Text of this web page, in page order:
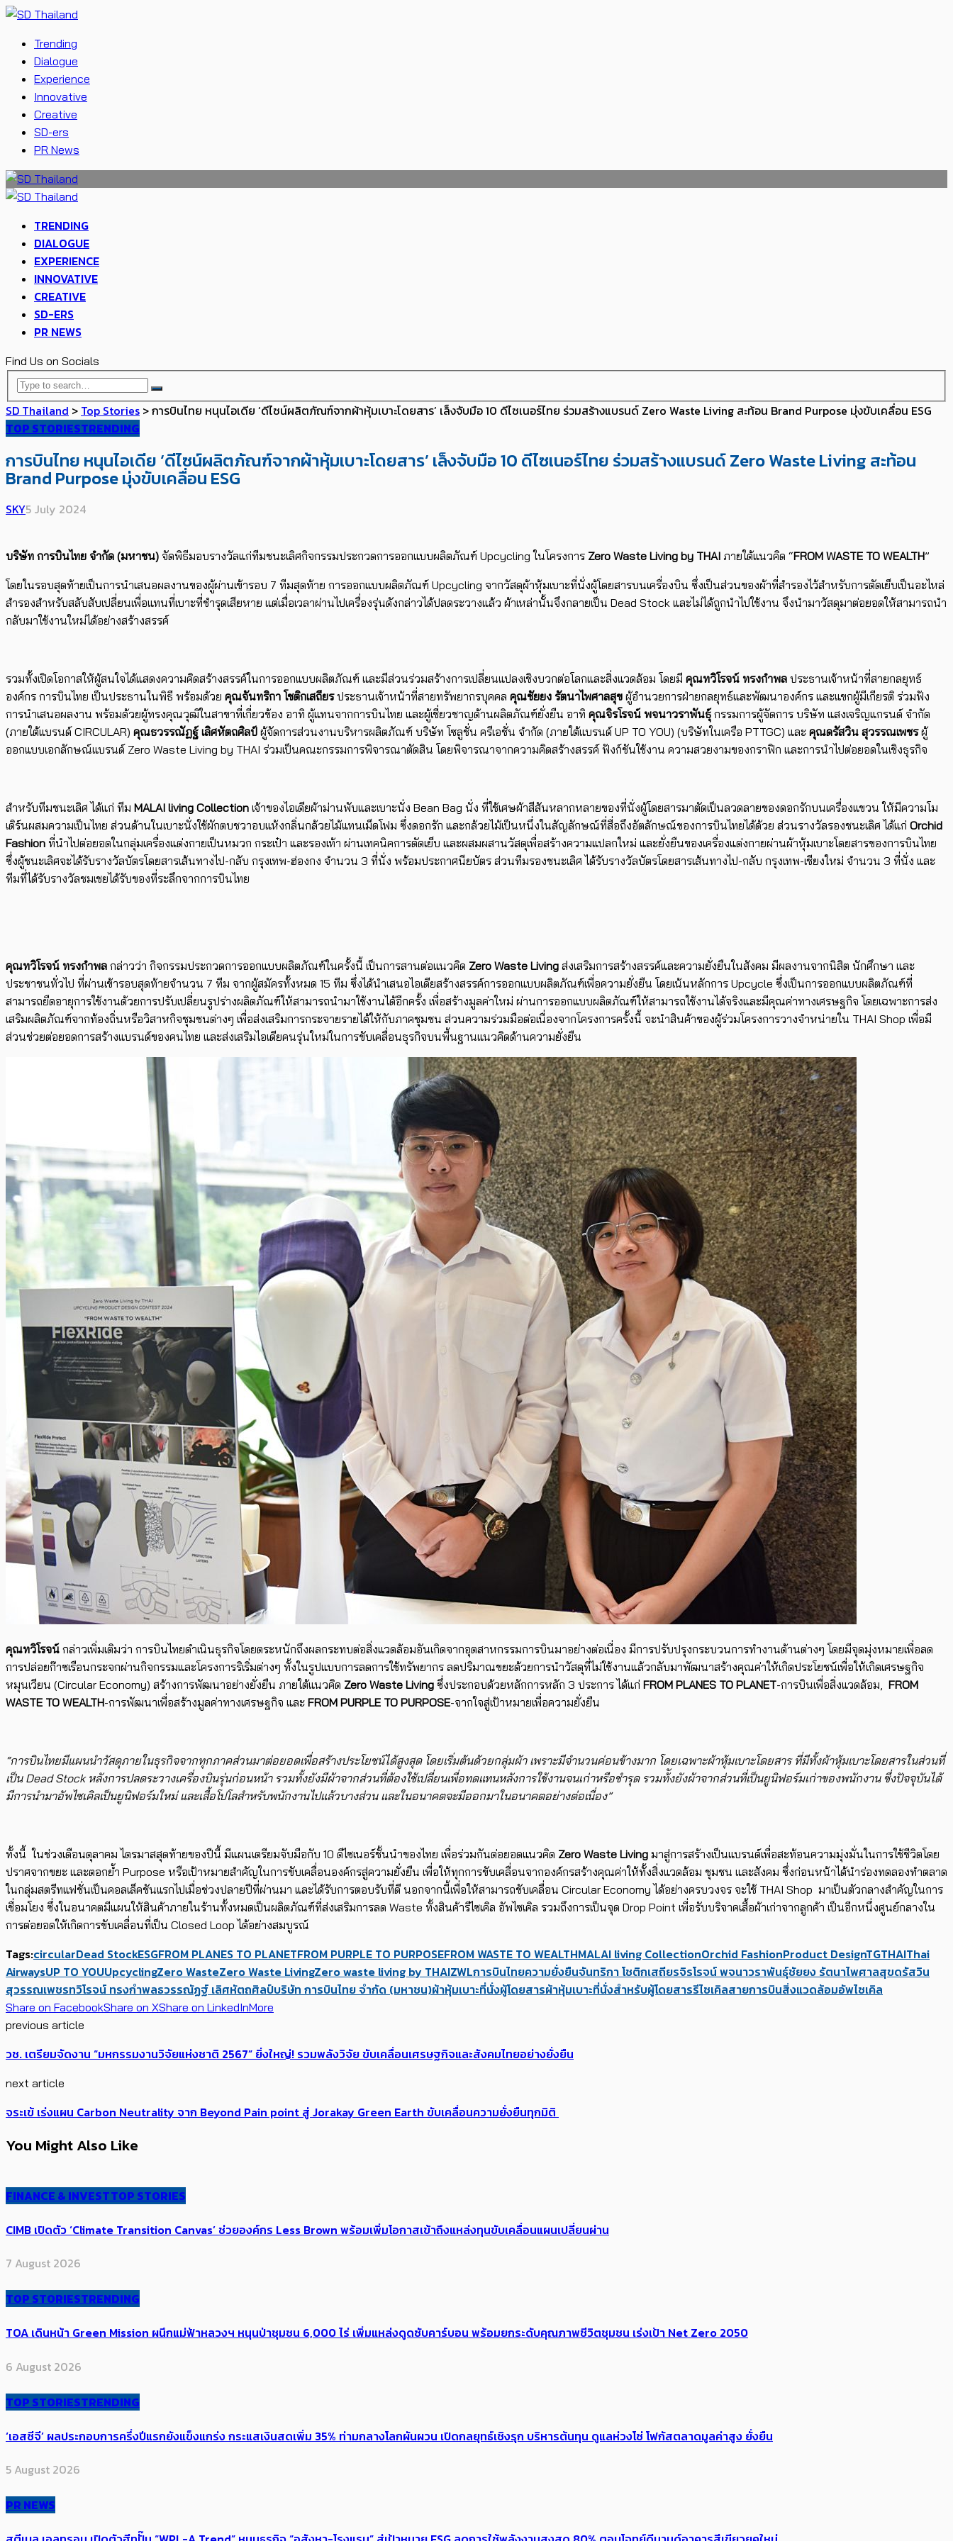
Trending
Dialogue
Experience
Innovative
Creative
SD-ers
PR News
TRENDING
DIALOGUE
EXPERIENCE
INNOVATIVE
CREATIVE
SD-ERS
PR NEWS
Find Us on Socials
SD Thailand > Top Stories >การบินไทย หนุนไอเดีย ‘ดีไซน์ผลิตภัณฑ์จากผ้าหุ้มเบาะโดยสาร’ เล็งจับมือ 10 ดีไซเนอร์ไทย ร่วมสร้างแบรนด์ Zero Waste Living สะท้อน Brand Purpose มุ่งขับเคลื่อน ESG
TOP STORIESTRENDING
การบินไทย หนุนไอเดีย ‘ดีไซน์ผลิตภัณฑ์จากผ้าหุ้มเบาะโดยสาร’ เล็งจับมือ 10 ดีไซเนอร์ไทย ร่วมสร้างแบรนด์ Zero Waste Living สะท้อน
Brand Purpose มุ่งขับเคลื่อน ESG
SKY5 July 2024
บริษัท การบินไทย จำกัด (มหาชน) จัดพิธีมอบรางวัลแก่ทีมชนะเลิศกิจกรรมประกวดการออกแบบผลิตภัณฑ์ Upcycling ในโครงการ Zero Waste Living by THAI ภายใต้แนวคิด “FROM WASTE TO WEALTH” ​
โดยในรอบสุดท้ายเป็นการนำเสนอผลงานของผู้ผ่านเข้ารอบ 7 ทีม​สุดท้าย การออกแบบผลิตภัณฑ์ Upcycling จากวัสดุผ้าหุ้มเบาะที่นั่งผู้โดยสารบนเครื่องบิน ซึ่งเป็นส่วนของผ้าที่สำรองไว้สำหรับการตัดเย็บเป็นอะไหล่
สำรองสำหรับสลับสับเปลี่ยนเพื่อแทนที่เบาะที่ชำรุดเสียหาย แต่เมื่อเวลาผ่านไปเครื่องรุ่นดังกล่าวได้ปลดระวางแล้ว ผ้าเหล่านั้นจึงกลายเป็น Dead Stock และไม่ได้ถูกนำไปใช้งาน จึงนำมาวัสดุมาต่อยอดให้สามารถนำ
กลับมาใช้งานใหม่ได้อย่างสร้างสรรค์
รวมทั้งเปิดโอกาสให้ผู้สนใจได้แสดงความคิดสร้างสรรค์ในการออกแบบผลิตภัณฑ์ และมีส่วนร่วมสร้างการเปลี่ยนแปลงเชิงบวกต่อโลกและสิ่งแวดล้อม โดยมี คุณทวิโรจน์ ทรงกำพล ประธานเจ้าหน้าที่สายกลยุทธ์
องค์กร การบินไทย เป็นประธานในพิธี พร้อมด้วย คุณจันทริกา โชติกเสถียรประธานเจ้าหน้าที่สายทรัพยากรบุคคล คุณชัยยง รัตนาไพศาลสุข ผู้อำนวยการฝ่ายกลยุทธ์และพัฒนาองค์กร และแขกผู้มีเกียรติ ร่วมฟัง
การนำเสนอผลงาน พร้อมด้วยผู้ทรงคุณวุฒิในสาขาที่เกี่ยวข้อง อาทิ ผู้แทนจากการบินไทย และผู้เชี่ยวชาญด้านผลิตภัณฑ์ยั่งยืน อาทิ คุณจิรโรจน์ พจนาวราพันธุ์ กรรมการผู้จัดการ บริษัท แสงเจริญแกรนด์ จำกัด
(ภายใต้แบรนด์ CIRCULAR) คุณธวรรณัฏฐ์ เลิศหัตถศิลป์ ผู้จัดการส่วนงานบริหารผลิตภัณฑ์ บริษัท โซลูชั่น ครีเอชั่น จำกัด (ภายใต้แบรนด์ UP TO YOU) (บริษัทในเครือ PTTGC) และ คุณดรัสวิน สุวรรณเพชรผู้
ออกแบบเอกลักษณ์แบรนด์ Zero Waste Living by THAI ร่วมเป็นคณะกรรมการพิจารณาตัดสิน โดยพิจารณาจากความคิดสร้างสรรค์ ฟังก์ชันใช้งาน ความสวยงามของกราฟิก และการนำไปต่อยอดในเชิงธุรกิจ
สำหรับทีมชนะเลิศ ได้แก่ ทีม MALAI living Collection เจ้าของไอเดียผ้าม่านพับและเบาะนั่ง Bean Bag นั่ง ที่ใช้เศษผ้าสีสันหลากหลายของที่นั่งผู้โดยสารมาตัดเป็นลวดลายของดอกรักบนเครื่องแขวน ให้มีความโม
เดิร์นผสม​ความเป็นไทย ส่วนด้านในเบาะนั่งใช้ผักตบชวาอบแห้งกลิ่นกล้วยไม้แทนเม็ดโฟม ซึ่งดอกรัก และกล้วยไม้เป็นหนึ่งในสัญลักษณ์ที่สื่อถึงอัตลักษณ์ของการบินไทยได้ด้วย ส่วนรางวัลรองชนะเลิศ ได้แก่ Orchid
Fashion ที่นำไปต่อยอดในกลุ่มเครื่องแต่งกายเป็นหมวก กระเป๋า และรองเท้า ผ่านเทคนิคการตัดเย็บ และ​ผสมผสานวัสดุเพื่อสร้างความแปลกใหม่ และยั่งยืนของเครื่องแต่งกายผ่านผ้าหุ้มเบาะโดยสารของการบินไทย
ซึ่งผู้ชนะเลิศจะได้รับรางวัลบัตรโดยสารเส้นทางไป-กลับ กรุงเทพ-ฮ่องกง จำนวน 3 ที่นั่ง พร้อมประกาศนียบัตร ส่วนทีมรองชนะเลิศ ได้รับรางวัลบัตรโดยสารเส้นทางไป-กลับ กรุงเทพ-เชียงใหม่ จำนวน 3 ที่นั่ง และ
ทีมที่ได้รับรางวัลชมเชยได้รับของที่ระลึกจากการบินไทย
คุณทวิโรจน์ ทรงกำพล กล่าวว่า กิจกรรมประกวดการออกแบบผลิตภัณฑ์ในครั้งนี้ ​เป็นการสานต่อแนวคิด Zero Waste Living ส่งเสริมการสร้างสรรค์และความยั่งยืนในสังคม มีผลงานจากนิสิต นักศึกษา และ
ประชาชนทั่วไป ที่ผ่านเข้ารอบสุดท้ายจำนวน 7 ทีม จากผู้สมัครทั้งหมด 15 ทีม ซึ่งได้นำเสนอไอเดียสร้างสรรค์การออกแบบผลิตภัณฑ์เพื่อความยั่งยืน โดยเน้นหลักการ Upcycle​ ซึ่งเป็นการออกแบบผลิตภัณฑ์ที่
สามารถยืดอายุการใช้งานด้วยการปรับเปลี่ยนรูปร่างผลิตภัณฑ์ให้สามารถนำมาใช้งานได้อีกครั้ง เพื่อสร้างมูลค่าใหม่ ผ่านการออกแบบผลิตภัณฑ์ให้สามารถใช้งานได้จริงและมีคุณค่าทางเศรษฐกิจ โดยเฉพาะการส่ง
เสริมผลิตภัณฑ์จากท้องถิ่นหรือวิสาหกิจชุมชนต่างๆ เพื่อส่งเสริมการกระจายรายได้ให้กับภาคชุมชน ส่วน​ความร่วมมือต่อเนื่องจากโครงการครั้งนี้ จะนำสินค้าของผู้ร่วมโครงการวางจำหน่ายใน THAI Shop เพื่อมี
ส่วนช่วยต่อยอดการสร้างแบรนด์ของคนไทย และส่งเสริมไอเดียคนรุ่นใหม่ในการขับเคลื่อนธุรกิจบนพื้นฐานแนวคิดด้านความยั่งยืน
คุณทวิโรจน์ กล่าวเพิ่มเติมว่า การบินไทยดำเนินธุรกิจโดยตระหนักถึงผลกระทบต่อสิ่งแวดล้อมอันเกิดจากอุตสาหกรรมการบินมาอย่างต่อเนื่อง มีการปรับปรุงกระบวนการทำงานด้านต่างๆ โดยมีจุดมุ่งหมายเพื่อลด
การปล่อยก๊าซเรือนกระจกผ่านกิจกรรมและโครงการริเริ่มต่างๆ ทั้งในรูปแบบการลดการใช้ทรัพยากร ลดปริมาณขยะด้วยการนำวัสดุที่ไม่ใช้งานแล้วกลับมาพัฒนาสร้างคุณค่าให้เกิดประโยชน์เพื่อให้เกิดเศรษฐกิจ
หมุนเวียน (Circular Economy) สร้างการพัฒนาอย่างยั่งยืน ภายใต้แนวคิด Zero Waste Living ซึ่งประกอบด้วยหลักการหลัก 3 ประการ ได้แก่ FROM PLANES TO PLANET-การบินเพื่อสิ่งแวดล้อม, FROM
WASTE TO WEALTH-การพัฒนาเพื่อสร้างมูลค่าทางเศรษฐกิจ และ FROM PURPLE TO PURPOSE-จากใจสู่เป้าหมายเพื่อความยั่งยืน
“การบินไทยมีแผน​นำวัสดุภายในธุรกิจจากทุกภาคส่วนมาต่อยอดเพื่อสร้างประโยชน์ได้สูงสุด โดยเริ่มต้นด้วยกลุ่มผ้า เพราะมีจำนวนค่อนข้างมาก โดยเฉพาะผ้าหุ้มเบาะโดยสาร ที่มีทั้งผ้าหุ้มเบาะโดยสารในส่วนที่
เป็น Dead Stock หลังการปลดระวางเครื่องบินรุ่นก่อนหน้า รวมทั้งยัง​มี​ผ้าจาก​ส่วนที่ต้องใช้เปลี่ยนเพื่อทดแทนหลังการใช้งานจนเก่า​หรือชำรุด รวมท้ังยังผ้าจากส่วนที่เป็นยูนิฟอร์มเก่าของพนักงาน ซึ่งปัจจุบันได้
มีการนำมาอัพไซเคิลเป็นยูนิฟอร์มใหม่ และเสื้อโปโล​สำหรับพนักงานไปแล้วบางส่วน และในอนาคตจะมีออกมาในอนาคตอย่างต่อเนื่อง”
ทั้งนี้ ในช่วงเดือนตุลาคม ไตรมาสสุดท้ายของปีนี้ มีแผนเตรียมจับมือกับ 10 ดีไซเนอร์ชั้นนำของไทย เพื่อร่วมกันต่อยอดแนวคิด Zero Waste Living มาสู่การสร้างเป็นแบรนด์เพื่อสะท้อนความมุ่งมั่นในการใช้ชีวิตโดย
ปราศจากขยะ และตอกย้ำ Purpose หรือเป้าหมายสำคัญในการขับเคลื่อนองค์กรสู่ความยั่งยืน ​เพื่อให้ทุกการขับเคลื่อนจากองค์กรสร้างคุณค่าให้ทั้งสิ่งแวดล้อม ชุมชน และสังคม ซึ่งก่อนหน้าได้นำร่องทดลองทำตลาด
ในกลุ่มสตรีทแฟชั่นเป็นคอลเล็คชันแรกไปเมื่อช่วงปลายปีที่ผ่านมา และได้รับการตอบรับที่ดี นอกจากนี้เพื่อให้สามารถขับเคลื่อน Circular Economy ได้อย่างครบวงจร จะใช้ THAI Shop มาเป็นตัวกลางสำคัญในการ
เชื่อมโยง ซึ่งในอนาคตมีแผนให้สินค้าภายในร้านทั้งหมดเป็นผลิตภัณฑ์ที่ส่งเสริมการลด Waste ทั้งสินค้ารีไซเคิล อัพไซเคิล รวมถึงการเป็นจุด Drop Point เพื่อรับบริจาคเสื้อผ้าเก่าจากลูกค้า เป็นอีกหนึ่งศูนย์กลางใน
การต่อยอดให้เกิดการขับเคลื่อนที่เป็น Closed Loop ได้อย่างสมบูรณ์
Tags:circularDead StockESGFROM PLANES TO PLANETFROM PURPLE TO PURPOSEFROM WASTE TO WEALTHMALAI living CollectionOrchid FashionProduct DesignTGTHAIThai
AirwaysUP TO YOUUpcyclingZero WasteZero Waste LivingZero waste living by THAIZWLการบินไทยความยั่งยืนจันทริกา โชติกเสถียรจิรโรจน์ พจนาวราพันธุ์ชัยยง รัตนาไพศาลสุขดรัสวิน
สุวรรณเพชรทวิโรจน์ ทรงกำพลธวรรณัฏฐ์ เลิศหัตถศิลป์บริษัท การบินไทย จำกัด (มหาชน)ผ้าหุ้มเบาะที่นั่งผู้โดยสารผ้าหุ้มเบาะที่นั่งสำหรับผู้โดยสารรีไซเคิลสายการบินสิ่งแวดล้อมอัพไซเคิล
Share on FacebookShare on XShare on LinkedInMore
previous article
วช. เตรียมจัดงาน “มหกรรมงานวิจัยแห่งชาติ 2567” ยิ่งใหญ่! รวมพลังวิจัย ขับเคลื่อนเศรษฐกิจและสังคมไทยอย่างยั่งยืน
next article
จระเข้ เร่งแผน Carbon Neutrality จาก Beyond Pain point สู่ Jorakay Green Earth ขับเคลื่อนความยั่งยืนทุกมิติ ​​
You Might Also Like
FINANCE & INVESTTOP STORIES
CIMB เปิดตัว ‘Climate Transition Canvas’ ช่วย​องค์กร​ Less Brown พร้อมเพิ่มโอกาสเข้าถึงแหล่งทุนขับเคลื่อนแผนเปลี่ยนผ่าน
7 August 2026
TOP STORIESTRENDING
TOA เดินหน้า Green Mission ผนึกแม่ฟ้าหลวงฯ หนุนป่าชุมชน 6,000 ไร่ เพิ่ม​แหล่งดูดซับคาร์บอน พร้อมยกระดับคุณภาพชีวิตชุมชน เร่งเป้า​ Net Zero 2050
6 August 2026
TOP STORIESTRENDING
‘เอสซีจี’ ผลประกอบการครึ่งปีแรกยังแข็งแกร่ง กระแสเงินสดเพิ่ม 35% ท่ามกลางโลกผันผวน เปิดกลยุทธ์เชิงรุก บริหารต้นทุน ดูแลห่วงโซ่ โฟกัสตลาดมูลค่าสูง ยั่งยืน
5 August 2026
PR NEWS